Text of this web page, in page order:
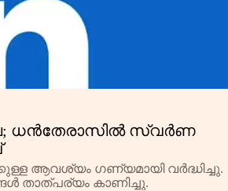
ധൻതേരാസിൽ സ്വർണ
ആവശ്യം ഗണ്യമായി വർദ്ധിച്ചു.
താത്പര്യം കാണിച്ചു.